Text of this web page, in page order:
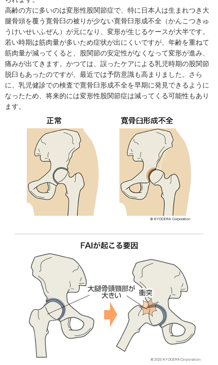
高齢の方に多いのは変形性股関節症で、特に日本人は生まれつき大
腿骨頭を覆う寛骨臼の被りが少ない寛骨臼形成不全（かんこつきゅ
うけいせいふぜん）が元になり、変形が生じるケースが大半です。
若い時期は筋肉量が多いため症状が出にくいですが、年齢を重ねて
筋肉量が減ってくると、股関節の安定性がなくなって変形が進み、
痛みが出てきます。かつては、誤ったケアによる乳児時期の股関節
脱臼もあったのですが、最近では予防意識も高まりました。さら
に、乳児健診での検査で寛骨臼形成不全を早期に発見できるように
なったため、将来的には変形性股関節症は減ってくる可能性もあり
ます。